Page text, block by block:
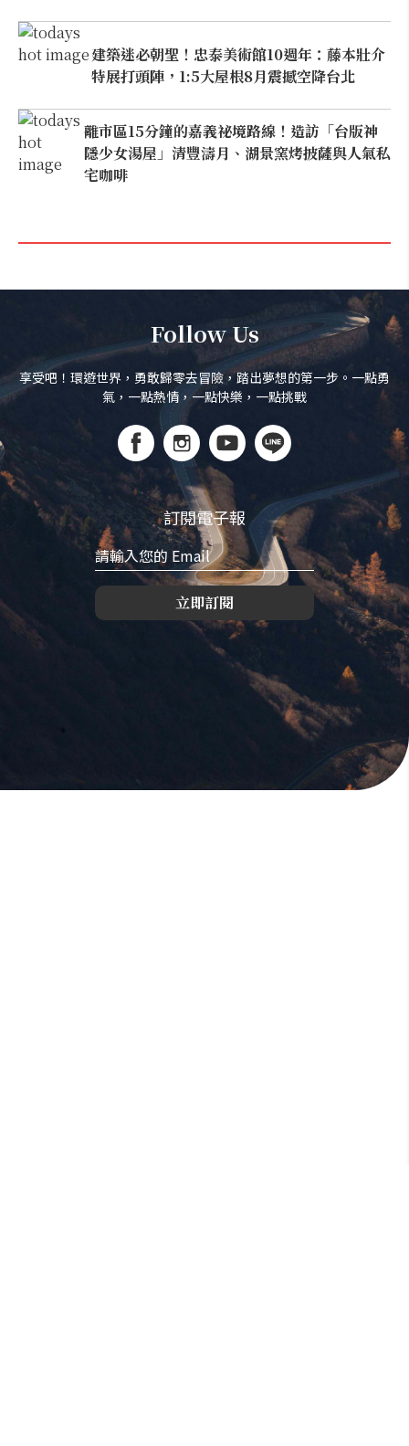
建築迷必朝聖！忠泰美術館10週年：藤本壯介
特展打頭陣，1:5大屋根8月震撼空降台北
離市區15分鐘的嘉義祕境路線！造訪「台版神
隱少女湯屋」清豐濤月、湖景窯烤披薩與人氣私
宅咖啡
Follow Us
享受吧！環遊世界，勇敢歸零去冒險，踏出夢想的第一步。一點勇
氣，一點熱情，一點快樂，一點挑戰
訂閱電子報
立即訂閱